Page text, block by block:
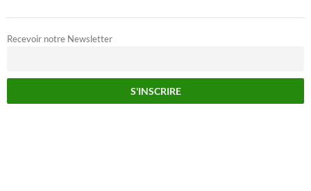
Recevoir notre Newsletter